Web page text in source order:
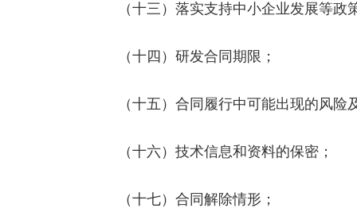
（十三）落实支持中小企业发展等政
（十四）研发合同期限；
（十五）合同履行中可能出现的风险
（十六）技术信息和资料的保密；
（十七）合同解除情形；